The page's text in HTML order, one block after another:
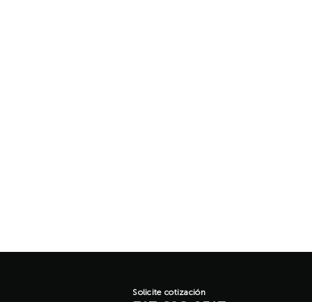
Solicite cotización